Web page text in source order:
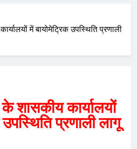
में बायोमेट्रिक उपस्थिति प्रणाली
शासकीय कार्यालयों
प्रणाली लागू